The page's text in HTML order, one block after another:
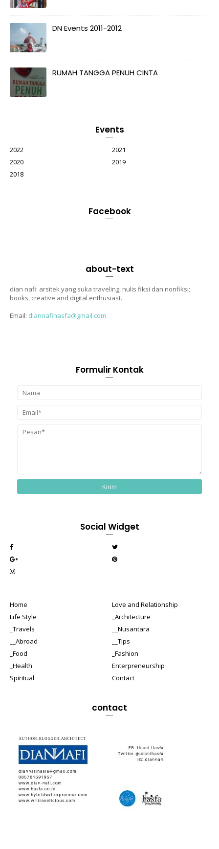
DN Events 2011-2012
RUMAH TANGGA PENUH CINTA
Events
2022
2021
2020
2019
2018
Facebook
about-text
dian nafi: arsitek yang suka traveling, nulis fiksi dan nonfiksi;
books, creative and digital enthusiast.
Email: diannafihasfa@gmail.com
Formulir Kontak
Social Widget
Home
Love and Relationship
Life Style
_Architecture
_Travels
__Nusantara
__Abroad
__Tips
_Food
_Fashion
_Health
Enterpreneurship
Spiritual
Contact
contact